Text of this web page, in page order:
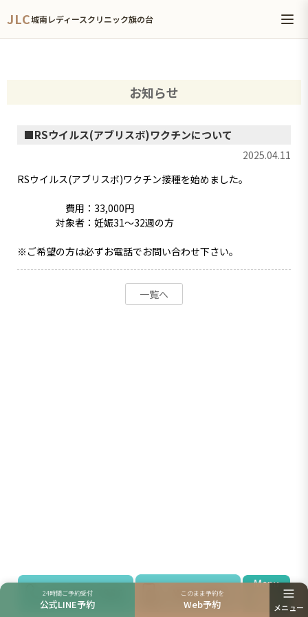
JLC城南レディースクリニック旗の台
お知らせ
RSウイルス(アブリスボ)ワクチンについて
2025.04.11
RSウイルス(アブリスボ)ワクチン接種を始めました。
費用：33,000円
対象者：妊娠31〜32週の方
※ご希望の方は必ずお電話でお問い合わせ下さい。
一覧へ
24時間ご予約受付
公式LINE予約
このまま予約を
Web予約 メニュー